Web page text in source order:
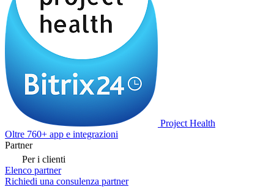
Project Health
Oltre 760+ app e integrazioni
Partner
Per i clienti
Elenco partner
Richiedi una consulenza partner